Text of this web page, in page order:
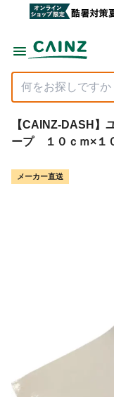
【CAINZ-DASH】
ープ １０ｃｍ×１
メーカー直送